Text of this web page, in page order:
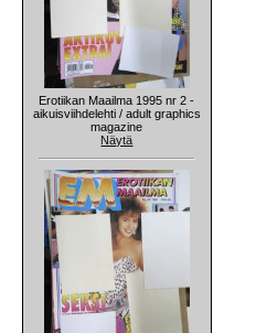
Erotiikan Maailma 1995 nr 2 -
aikuisviihdelehti / adult graphics
magazine
Näytä